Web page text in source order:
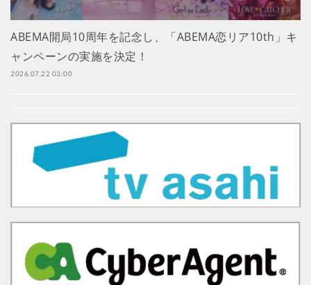
ABEMA開局10周年を記念し、「ABEMA恋リア10th」キ
ャンペーンの実施を決定！
2026.07.22 03:00